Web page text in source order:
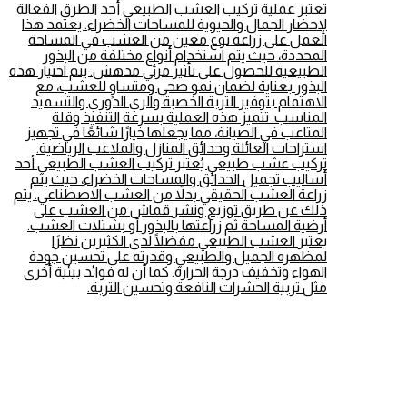
تعتبر عملية تركيب العشب الطبيعي أحد الطرق الفعالة
لإحضار الجمال والحيوية للمساحات الخضراء. يعتمد هذا
العمل على زراعة نوع معين من العشب في المساحة
المحددة، حيث يتم استخدام أنواع مختلفة من البذور
الطبيعية للحصول على تأثير مرئي مدهش. يتم اختيار هذه
البذور بعناية لضمان نمو صحي ومتساوٍ للعشب، مع
الاهتمام بتوفير التربة الخصبة والري الدوري والتسميد
المناسب. تتميز هذه العملية بسرعة التنفيذ وقلة
المتاعب في الصيانة، مما يجعلها خيارًا شائعًا في تجهيز
استراحات العائلة وحدائق المنازل والملاعب الرياضية.
تركيب عشب طبيعي يُعتبر تركيب العشب الطبيعي أحد
أساليب تجميل الحدائق والمساحات الخضراء، حيث يتم
زراعة العشب الحقيقي بدلاً من العشب الاصطناعي. يتم
ذلك عن طريق توزيع ونشر قماش من العشب على
أرضية المساحة ثم زراعتها بالبذور أو بشتلات العشب.
يعتبر العشب الطبيعي مفضلًا لدى الكثيرين نظرًا
لمظهره الجميل والطبيعي وقدرته على تحسين جودة
الهواء وتخفيف درجة الحرارة. كما أن له فوائد بيئية أخرى
مثل تربية الحشرات النافعة وتحسين التربة.